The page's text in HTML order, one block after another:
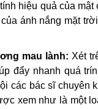
hiệu quả của
ánh nắng mặt
mau lành: Xét
đẩy nhanh quá
các bác sĩ chuyên
xem như là một